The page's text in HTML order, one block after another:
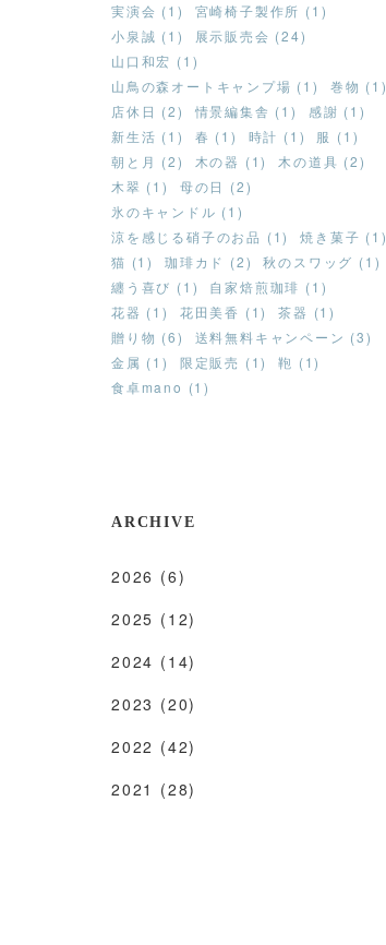
実演会 (1)
宮崎椅子製作所 (1)
小泉誠 (1)
展示販売会 (24)
山口和宏 (1)
山鳥の森オートキャンプ場 (1)
巻物 (1)
店休日 (2)
情景編集舎 (1)
感謝 (1)
新生活 (1)
春 (1) 時計 (1)
服 (1)
朝と月 (2)
木の器 (1)
木の道具 (2)
木翠 (1)
母の日 (2)
氷のキャンドル (1)
涼を感じる硝子のお品 (1)
焼き菓子 (1)
猫 (1)
珈琲カド (2)
秋のスワッグ (1)
纏う喜び (1)
自家焙煎珈琲 (1)
花器 (1)
花田美香 (1)
茶器 (1)
贈り物 (6)
送料無料キャンペーン (3)
金属 (1)
限定販売 (1)
鞄 (1)
食卓mano (1)
ARCHIVE
2026 (6)
2025 (12)
2024 (14)
2023 (20)
2022 (42)
2021 (28)